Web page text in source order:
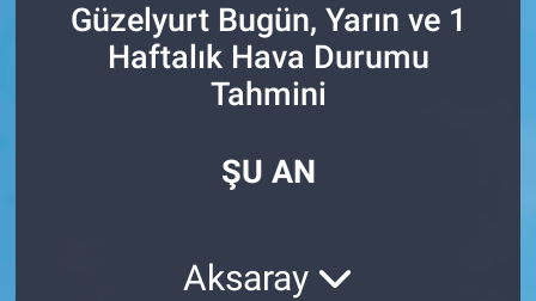
Güzelyurt Bugün, Yarın ve 1
Haftalık Hava Durumu
Tahmini
ŞU AN
Aksaray
Süper Lig Puan Durumu ve Fikstür
Son Dakika Haberleri